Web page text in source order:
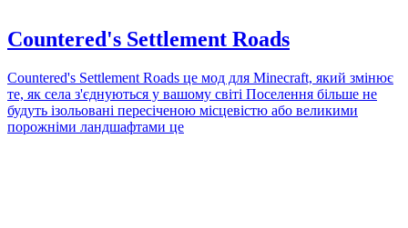
Countered's Settlement Roads
Countered's Settlement Roads це мод для Minecraft, який змінює
те, як села з'єднуються у вашому світі Поселення більше не
будуть ізольовані пересіченою місцевістю або великими
порожніми ландшафтами це